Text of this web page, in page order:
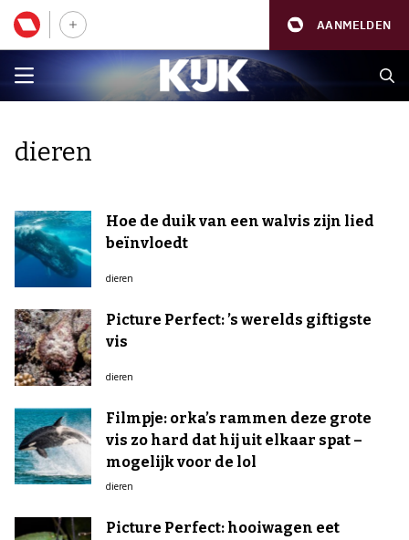
AANMELDEN
dieren
Hoe de duik van een walvis zijn lied
beïnvloedt
dieren
Picture Perfect: ’s werelds giftigste
vis
dieren
Filmpje: orka’s rammen deze grote
vis zo hard dat hij uit elkaar spat –
mogelijk voor de lol
dieren
Picture Perfect: hooiwagen eet